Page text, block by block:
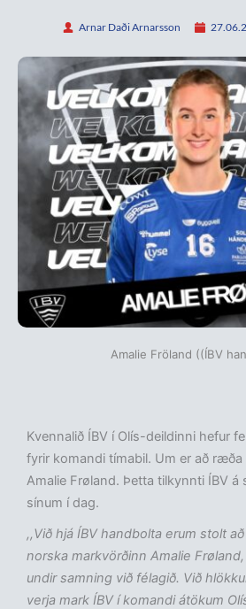
Arnar Daði Arnarsson
Amalie Fröland ((ÍBV
Kvennalið ÍBV í Olís-deildinni hefur
fyrir komandi tímabil. Um er að ræða
Amalie Frøland. Þetta tilkynnti ÍBV á
sínum í dag.
,,Við hjá ÍBV handbolta erum stolt
norska markvörðinn Amalie
undir samning við félagið. Við
verja mark ÍBV í komandi átökum